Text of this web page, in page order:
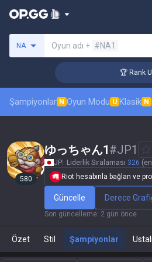
NA Oyun adı + #NA1
🏆 Rank
Şampiyonlar N Oyun Modu U Klasik N
580
ゆっちゃん1#JP1
JP Liderlik Sıralaması 326
Riot hesabınla bağlan ve
Güncelle Derece
Son güncelleme: 2 gün önce
Özet Stil Şampiyonlar